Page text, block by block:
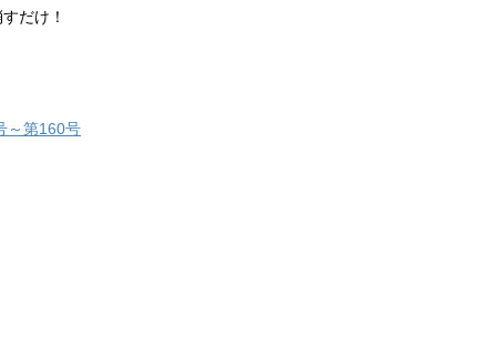
だけ！
～第160号